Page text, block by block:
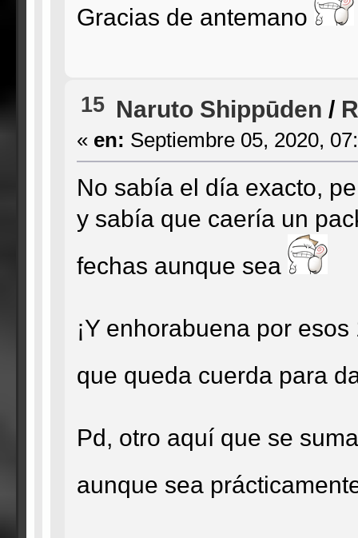
Gracias de antemano
15 Naruto Shippūden /
« en: Septiembre 05, 2020,
No sabía el día exacto,
y sabía que caería un
fechas aunque sea
¡Y enhorabuena por
que queda cuerda para
Pd, otro aquí que se
aunque sea